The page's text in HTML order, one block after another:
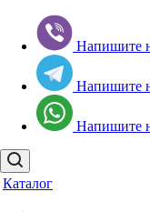
Напишите
Напишите
Напишите
Каталог